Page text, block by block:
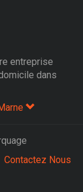
entreprise
dans
Contactez Nous